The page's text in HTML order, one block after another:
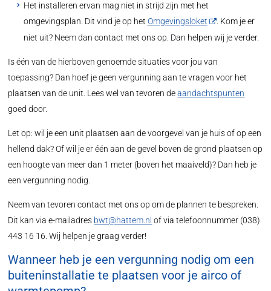
Het installeren ervan mag niet in strijd zijn met het
omgevingsplan. Dit vind je op het Omgevingsloket
. Kom je er
niet uit? Neem dan contact met ons op. Dan helpen wij je verder.
Is één van de hierboven genoemde situaties voor jou van
toepassing? Dan hoef je geen vergunning aan te vragen voor het
plaatsen van de unit. Lees wel van tevoren deaandachtspunten
goed door.
Let op: wil je een unit plaatsen aan de voorgevel van je huis of op een
hellend dak? Of wil je er één aan de gevel boven de grond plaatsen op
een hoogte van meer dan 1 meter (boven het maaiveld)? Dan heb je
een vergunning nodig.
Neem van tevoren contact met ons op om de plannen te bespreken.
Dit kan via e-mailadres bwt@hattem.nl of via telefoonnummer (038)
443 16 16. Wij helpen je graag verder!
Wanneer heb je een vergunning nodig om een
buiteninstallatie te plaatsen voor je airco of